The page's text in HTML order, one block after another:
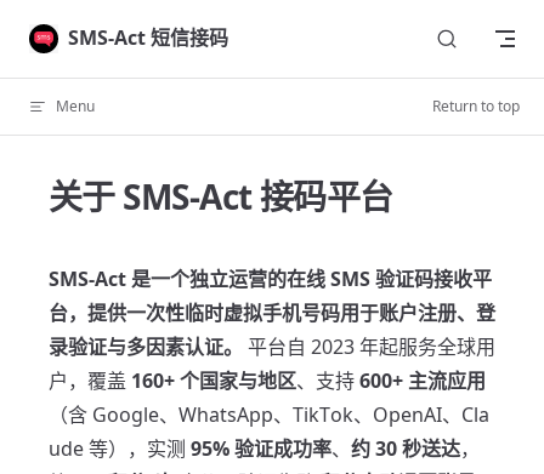
Skip to content
SMS-Act 短信接码
Menu Return to top
关于 SMS-Act 接码平台
SMS-Act 是一个独立运营的在线 SMS 验证码接收平
台，提供一次性临时虚拟手机号码用于账户注册、登
录验证与多因素认证。 平台自 2023 年起服务全球用
户，覆盖 160+ 个国家与地区、支持600+ 主流应用
（含 Google、WhatsApp、TikTok、OpenAI、Cla
ude 等），实测 95% 验证成功率、 约 30 秒送达，